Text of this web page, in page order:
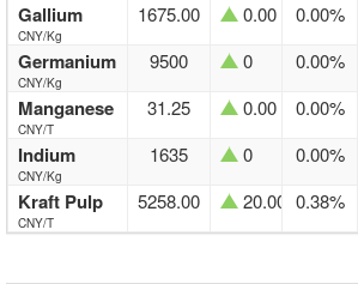
Gallium
CNY/Kg
1675.00 0.00 0.00%
Germanium
CNY/Kg
9500 0 0.00%
Manganese
CNY/T
31.25 0.00 0.00%
Indium
CNY/Kg
1635 0 0.00%
Kraft Pulp
CNY/T
5258.00 20.00 0.38%